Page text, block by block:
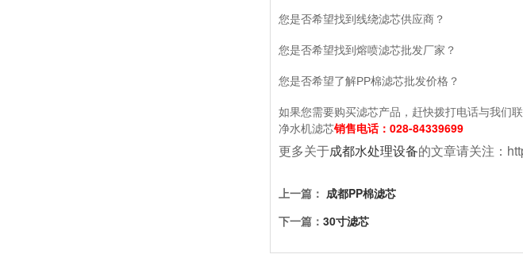
您是否希望找到线绕滤芯供应商？
您是否希望找到熔喷滤芯批发厂家？
您是否希望了解PP棉滤芯批发价格？
如果您需要购买滤芯产品，赶快拨打电话与我们联
净水机滤芯销售电话：028-84339699
更多关于成都水处理设备的文章请关注：
上一篇： 成都PP棉滤芯
下一篇： 30寸滤芯